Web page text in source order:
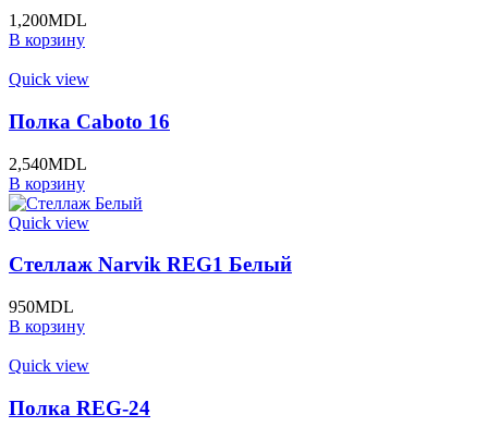
1,200MDL
В корзину
Quick view
Полка Caboto 16
2,540MDL
В корзину
Quick view
Стеллаж Narvik REG1 Белый
950MDL
В корзину
Quick view
Полка REG-24